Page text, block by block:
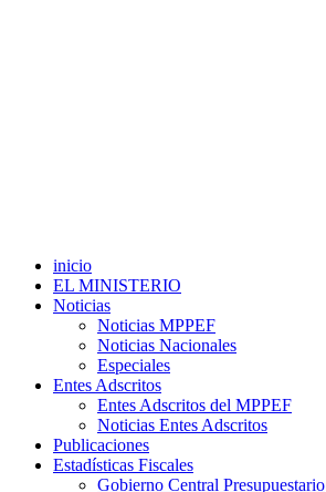
inicio
EL MINISTERIO
Noticias
Noticias MPPEF
Noticias Nacionales
Especiales
Entes Adscritos
Entes Adscritos del MPPEF
Noticias Entes Adscritos
Publicaciones
Estadísticas Fiscales
Gobierno Central Presupuestario